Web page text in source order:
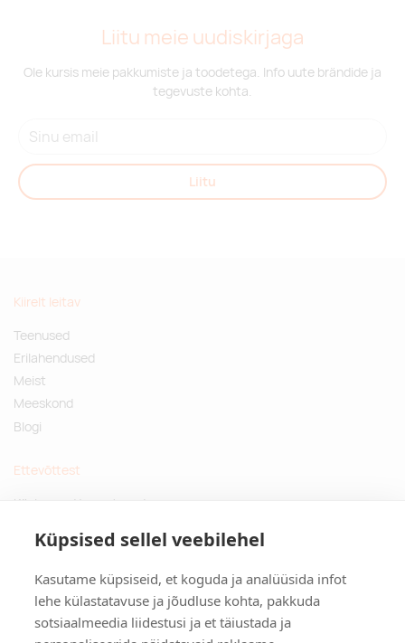
Küpsised sellel veebilehel
Kasutame küpsiseid, et koguda ja analüüsida infot
lehe külastatavuse ja jõudluse kohta, pakkuda
sotsiaalmeedia liidestusi ja et täiustada ja
Liitu meie uudiskirjaga
Ole kursis meie pakkumiste ja toodetega. Info uute brändide ja
tegevuste kohta.
Liitu
Kiirelt leitav
Teenused
Erilahendused
Meist
Meeskond
Blogi
Ettevõttest
Küsimused ja vastused
Privaatsuspoliitika
Kontakt
Tulika põik 3, Tallinn